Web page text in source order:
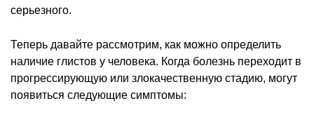
серьезного.
Теперь давайте рассмотрим, как можно определить
наличие глистов у человека. Когда болезнь переходит в
прогрессирующую или злокачественную стадию, могут
появиться следующие симптомы: